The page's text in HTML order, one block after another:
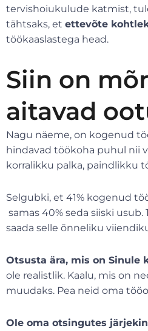
tervishoiukulude katmist,
tähtsaks, et ettevõte
töökaaslastega head.
Siin on
aitavad
Nagu näeme, on kogenud
hindavad töökoha puhul nii
korralikku palka, paindlikku
Selgubki, et 41% kogenud
samas 40% seda siiski
saada selle õnneliku
Otsusta ära, mis on Sinule
ole realistlik. Kaalu, mis on
muudaks. Pea neid oma
Ole oma otsingutes